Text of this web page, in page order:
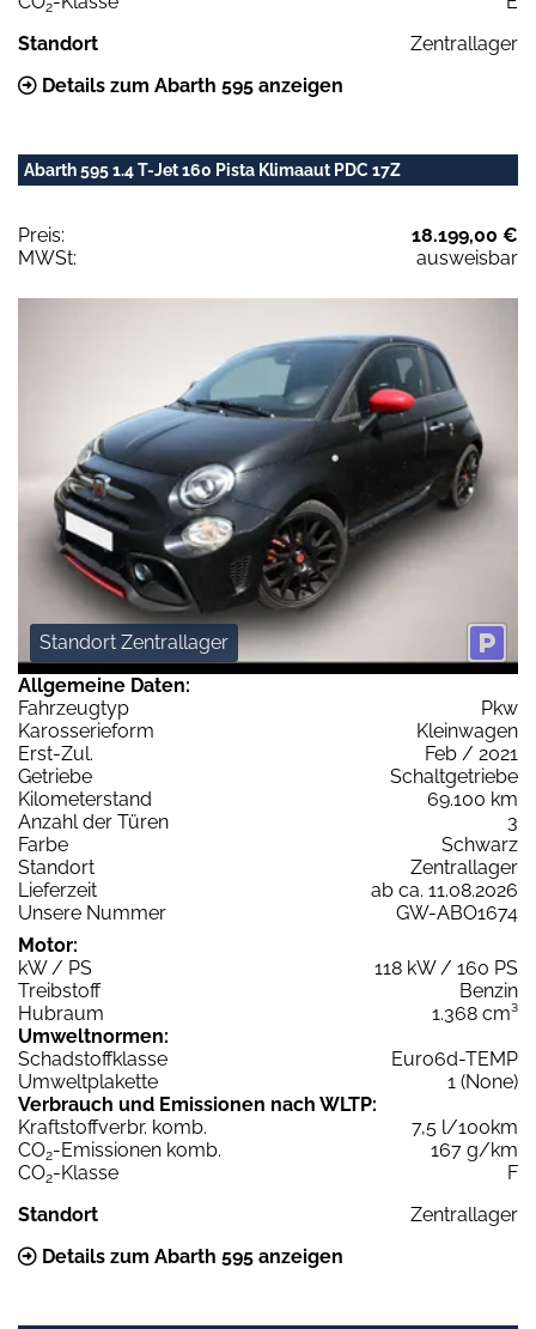
2
Standort
Zentrallager
Details zum Abarth 595 anzeigen
Abarth 595 1.4 T-Jet 160 Pista Klimaaut PDC 17Z
Preis:
18.199,00 €
MWSt:
ausweisbar
Standort Zentrallager
Allgemeine Daten:
Fahrzeugtyp
Pkw
Karosserieform
Kleinwagen
Erst-Zul.
Feb / 2021
Getriebe
Schaltgetriebe
Kilometerstand
69.100 km
Anzahl der Türen
3
Farbe
Schwarz
Standort
Zentrallager
Lieferzeit
ab ca. 11.08.2026
Unsere Nummer
GW-ABO1674
Motor:
kW / PS
118 kW / 160 PS
Treibstoff
Benzin
Hubraum
1.368 cm³
Umweltnormen:
Schadstoffklasse
Euro6d-TEMP
Umweltplakette
1 (None)
Verbrauch und Emissionen nach WLTP:
Kraftstoffverbr. komb.
7,5 l/100km
CO2-Emissionen komb.
167 g/km
CO2-Klasse
F
Standort
Zentrallager
Details zum Abarth 595 anzeigen